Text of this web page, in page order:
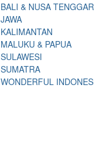
BALI & NUSA
JAWA
KALIMANTAN
MALUKU & PAPUA
SULAWESI
SUMATRA
WONDERFUL